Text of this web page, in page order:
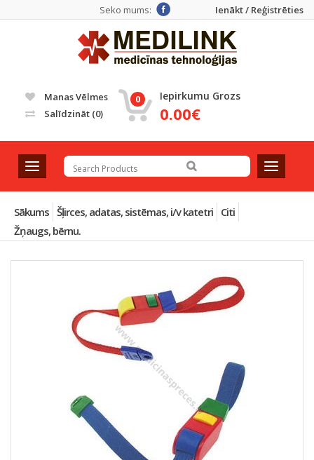
Ienākt / Reģistrēties
Seko mums:
Manas Vēlmes
Salīdzināt (0)
0 Iepirkumu Grozs
0.00€
T
o
g
g
e
T
o
g
e
Sākums Šļirces, adatas, sistēmas, i/v katetri Citi
Žņaugs, bērnu.